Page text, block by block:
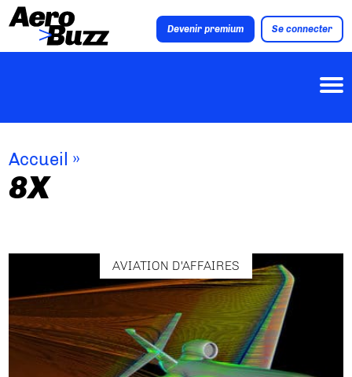
Devenir premium Se connecter
Accueil »
8X
AVIATION D'AFFAIRES